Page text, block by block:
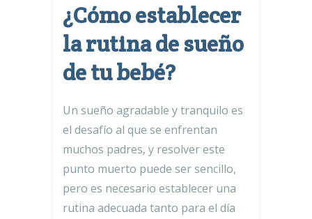
¿Cómo establecer
la rutina de sueño
de tu bebé?
Un sueño agradable y tranquilo es
el desafío al que se enfrentan
muchos padres, y resolver este
punto muerto puede ser sencillo,
pero es necesario establecer una
rutina adecuada tanto para el día